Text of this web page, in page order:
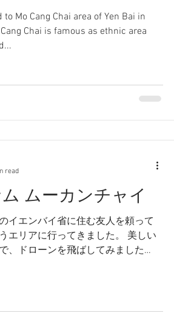
Mo Cang Chai area of Yen Bai in
Chai is famous as ethnic area
ムーカンチャイ
イエンバイ省に住む友人を頼って
エリアに行ってきました。 美しい
、ドローンを飛ばしてみました
read